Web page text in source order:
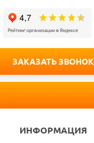
ИНФОРМАЦИЯ
ЗАКАЗАТЬ ЗВОНОК